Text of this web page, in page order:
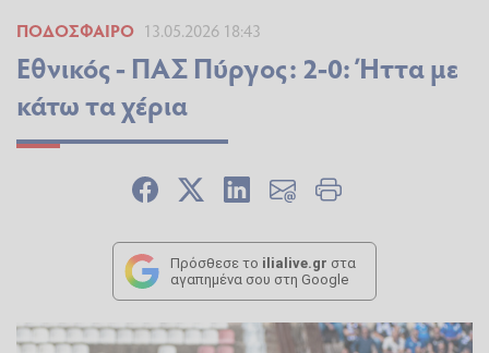
ΠΟΔΌΣΦΑΙΡΟ 13.05.2026 18:43
Εθνικός - ΠΑΣ Πύργος: 2-0: Ήττα με
κάτω τα χέρια
Πρόσθεσε το ilialive.gr στα
αγαπημένα σου στη Google